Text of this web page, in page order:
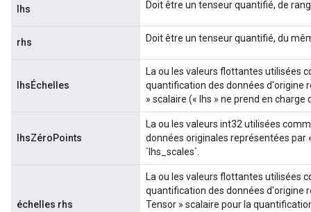
lhs Doit être un tenseur quantifié, de
rhs Doit être un tenseur quantifié, du
lhsÉchelles
La ou les valeurs flottantes utilisées
quantification des données d'origine
» scalaire (« lhs » ne prend en
lhsZéroPoints
La ou les valeurs int32 utilisées
données originales représentées par
`lhs_scales`.
échelles rhs
La ou les valeurs flottantes utilisées
quantification des données d'origine
Tensor » scalaire pour la